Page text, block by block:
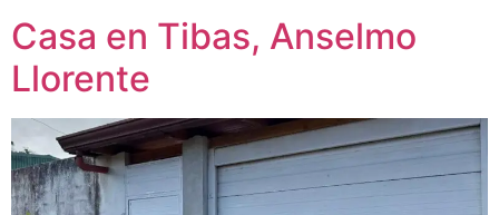
Casa en Tibas, Anselmo
Llorente